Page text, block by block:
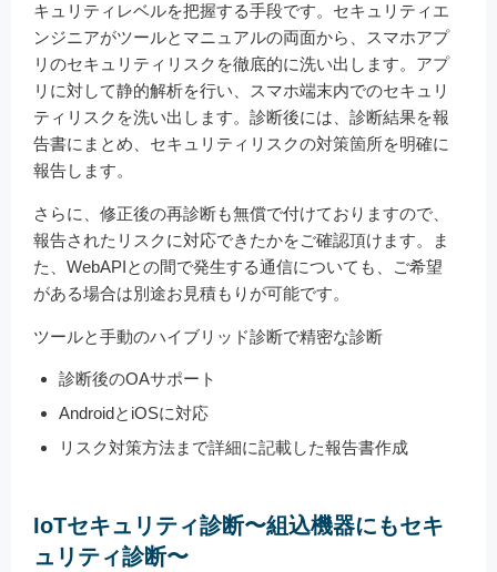
キュリティレベルを把握する手段です。セキュリティエ
ンジニアがツールとマニュアルの両面から、スマホアプ
リのセキュリティリスクを徹底的に洗い出します。アプ
リに対して静的解析を行い、スマホ端末内でのセキュリ
ティリスクを洗い出します。診断後には、診断結果を報
告書にまとめ、セキュリティリスクの対策箇所を明確に
報告します。
さらに、修正後の再診断も無償で付けておりますので、
報告されたリスクに対応できたかをご確認頂けます。ま
た、WebAPIとの間で発生する通信についても、ご希望
がある場合は別途お見積もりが可能です。
ツールと手動のハイブリッド診断で精密な診断
診断後のOAサポート
AndroidとiOSに対応
リスク対策方法まで詳細に記載した報告書作成
IoTセキュリティ診断〜組込機器にもセキ
ュリティ診断〜